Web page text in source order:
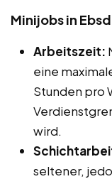
Minijobs in
Arbeitszeit:
eine
Stunden pro
wird.
seltener,